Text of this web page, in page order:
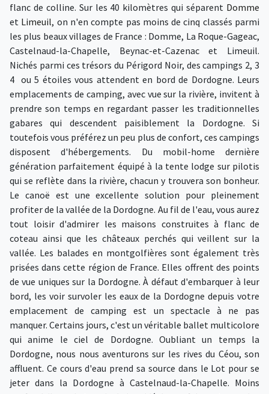
flanc de colline. Sur les 40 kilomètres qui séparent Domme
et Limeuil, on n'en compte pas moins de cinq classés parmi
les plus beaux villages de France : Domme, La Roque-Gageac,
Castelnaud-la-Chapelle, Beynac-et-Cazenac et Limeuil.
Nichés parmi ces trésors du Périgord Noir, des campings 2, 3
4 ou 5 étoiles vous attendent en bord de Dordogne. Leurs
emplacements de camping, avec vue sur la rivière, invitent à
prendre son temps en regardant passer les traditionnelles
gabares qui descendent paisiblement la Dordogne. Si
toutefois vous préférez un peu plus de confort, ces campings
disposent d'hébergements. Du mobil-home dernière
génération parfaitement équipé à la tente lodge sur pilotis
qui se reflète dans la rivière, chacun y trouvera son bonheur.
Le canoë est une excellente solution pour pleinement
profiter de la vallée de la Dordogne. Au fil de l'eau, vous aurez
tout loisir d'admirer les maisons construites à flanc de
coteau ainsi que les châteaux perchés qui veillent sur la
vallée. Les balades en montgolfières sont également très
prisées dans cette région de France. Elles offrent des points
de vue uniques sur la Dordogne. À défaut d'embarquer à leur
bord, les voir survoler les eaux de la Dordogne depuis votre
emplacement de camping est un spectacle à ne pas
manquer. Certains jours, c'est un véritable ballet multicolore
qui anime le ciel de Dordogne. Oubliant un temps la
Dordogne, nous nous aventurons sur les rives du Céou, son
affluent. Ce cours d'eau prend sa source dans le Lot pour se
jeter dans la Dordogne à Castelnaud-la-Chapelle. Moins